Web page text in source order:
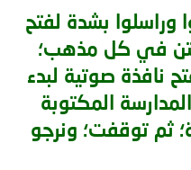
وراسلوا بشدة لفتح
في كل مذهب؛
نافذة صوتية لبدء
المكتوبة
ثم توقفت؛ ونرجو